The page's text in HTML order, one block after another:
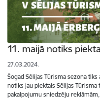
11. maijā notiks
27.03.2024.
Šogad Sēlijas Tūrisma sezona
notiks jau piektais Sēlijas
pakalpojumu sniedzēju